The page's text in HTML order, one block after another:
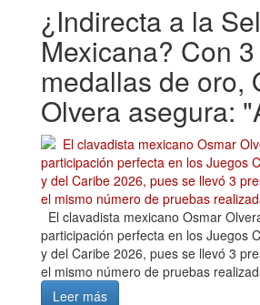
¿Indirecta a la
Mexicana? Con 3
medallas de oro,
Olvera asegura:
El clavadista mexicano Osmar
participación perfecta en los Juegos
y del Caribe 2026, pues se llevó 3
el mismo número de pruebas
Leer más